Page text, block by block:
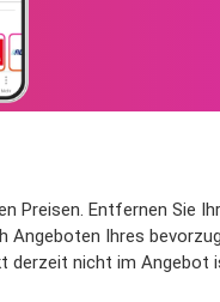
Preisen. Entfernen Sie
Angeboten Ihres
derzeit nicht im Angebot